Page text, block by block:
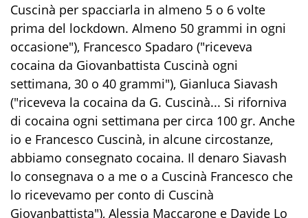
Cuscinà per spacciarla in almeno 5 o 6 volte
prima del lockdown. Almeno 50 grammi in ogni
occasione"), Francesco Spadaro ("riceveva
cocaina da Giovanbattista Cuscinà ogni
settimana, 30 o 40 grammi"), Gianluca Siavash
("riceveva la cocaina da G. Cuscinà... Si riforniva
di cocaina ogni settimana per circa 100 gr. Anche
io e Francesco Cuscinà, in alcune circostanze,
abbiamo consegnato cocaina. Il denaro Siavash
lo consegnava o a me o a Cuscinà Francesco che
lo ricevevamo per conto di Cuscinà
Giovanbattista"), Alessia Maccarone e Davide Lo